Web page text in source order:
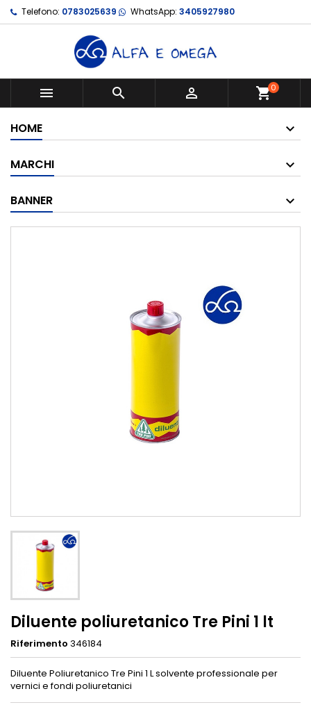
Telefono: 0783025639 WhatsApp: 3405927980
   shopping_cart0
HOME
MARCHI
BANNER
Diluente poliuretanico Tre Pini 1 lt
Riferimento 346184
Diluente Poliuretanico Tre Pini 1 L solvente professionale per
vernici e fondi poliuretanici